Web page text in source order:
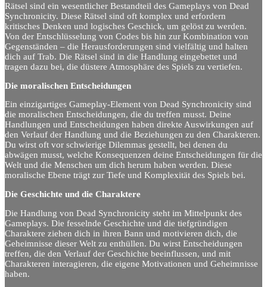
Rätsel sind ein wesentlicher Bestandteil des Gameplays von Dead
Synchronicity. Diese Rätsel sind oft komplex und erfordern
kritisches Denken und logisches Geschick, um gelöst zu werden.
Von der Entschlüsselung von Codes bis hin zur Kombination von
Gegenständen – die Herausforderungen sind vielfältig und halten
dich auf Trab. Die Rätsel sind in die Handlung eingebettet und
tragen dazu bei, die düstere Atmosphäre des Spiels zu vertiefen.
Die moralischen Entscheidungen
Ein einzigartiges Gameplay-Element von Dead Synchronicity sind
die moralischen Entscheidungen, die du treffen musst. Deine
Handlungen und Entscheidungen haben direkte Auswirkungen auf
den Verlauf der Handlung und die Beziehungen zu den Charakteren.
Du wirst oft vor schwierige Dilemmas gestellt, bei denen du
abwägen musst, welche Konsequenzen deine Entscheidungen für die
Welt und die Menschen um dich herum haben werden. Diese
moralische Ebene trägt zur Tiefe und Komplexität des Spiels bei.
Die Geschichte und die Charaktere
Die Handlung von Dead Synchronicity steht im Mittelpunkt des
Gameplays. Die fesselnde Geschichte und die tiefgründigen
Charaktere ziehen dich in ihren Bann und motivieren dich, die
Geheimnisse dieser Welt zu enthüllen. Du wirst Entscheidungen
treffen, die den Verlauf der Geschichte beeinflussen, und mit
Charakteren interagieren, die eigene Motivationen und Geheimnisse
haben.